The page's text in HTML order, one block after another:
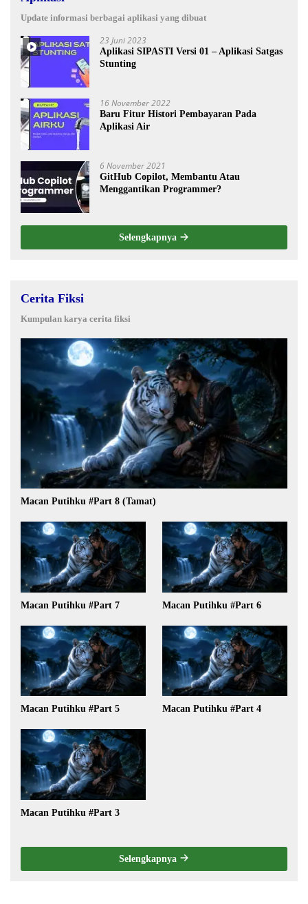
Update informasi berbagai aplikasi yang dibuat
23 Juni 2023
Aplikasi SIPASTI Versi 01 – Aplikasi Satgas
Stunting
16 November 2022
Baru Fitur Histori Pembayaran Pada
Aplikasi Air
6 November 2021
GitHub Copilot, Membantu Atau
Menggantikan Programmer?
Selengkapnya
Cerita Fiksi
Kumpulan karya cerita fiksi
Macan Putihku #Part 8 (Tamat)
Macan Putihku #Part 7 Macan Putihku #Part 6
Macan Putihku #Part 5 Macan Putihku #Part 4
Macan Putihku #Part 3
Selengkapnya